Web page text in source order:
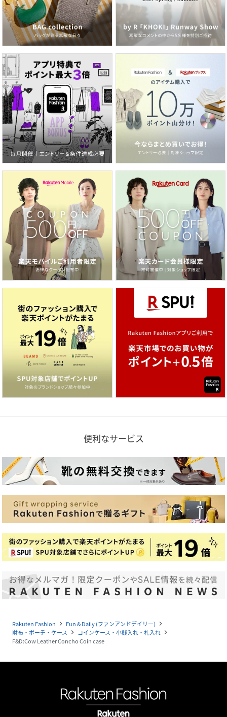
便利なサービス
Rakuten Fashion navigate_next Fun & Daily (ファンアンドデイリー) navigate_next
財布・ポーチ・ケース navigate_next コインケース・小銭入れ・札入れ navigate_next
F&D:Cow Leather Concho Coin case